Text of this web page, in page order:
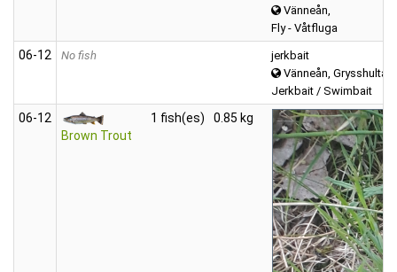
Vänneån,
Fly - Våtfluga
06‑12 No fish
jerkbait
Vänneån,
Jerkbait / Swimbait
06‑12
Brown Trout
1 fish(es) 0.85 kg